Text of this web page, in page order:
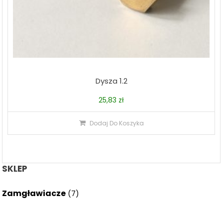
Dysza 1.2
25,83 zł
Dodaj Do Koszyka
SKLEP
Zamgławiacze (7)